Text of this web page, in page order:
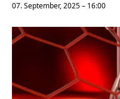
07. September, 2025 – 16:00